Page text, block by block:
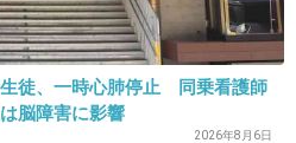
徒、一時心肺停止 同乗看護師
脳障害に影響
2026年8月6日